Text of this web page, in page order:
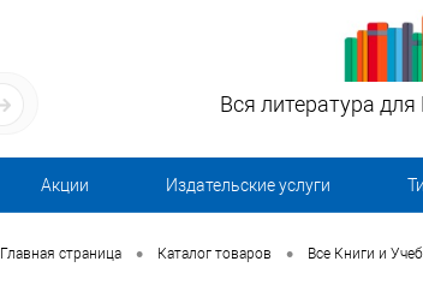
Вся литература
Акции Издательские услуги
Главная страница • Каталог товаров • Все Книги и